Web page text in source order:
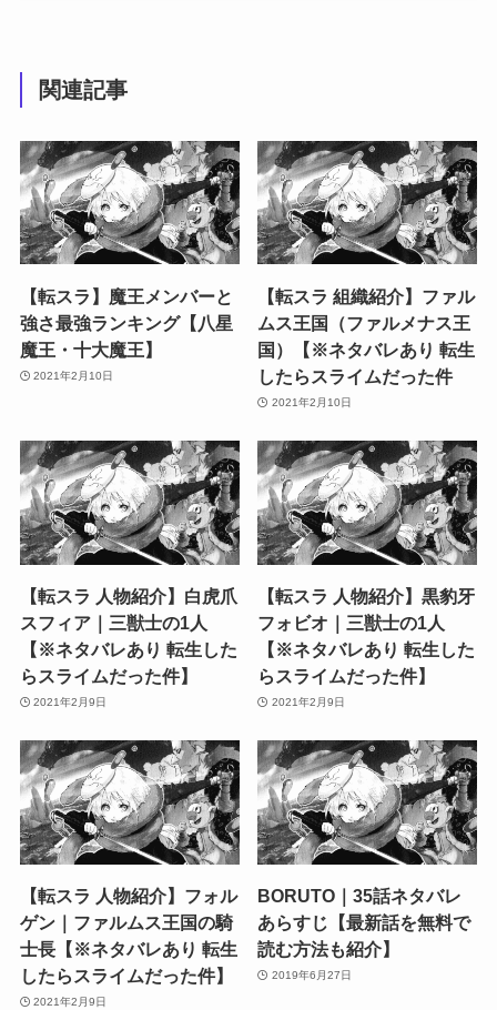
関連記事
【転スラ】魔王メンバーと
強さ最強ランキング【八星
魔王・十大魔王】
2021年2月10日
【転スラ 組織紹介】ファル
ムス王国（ファルメナス王
国）【※ネタバレあり 転生
したらスライムだった件
2021年2月10日
【転スラ 人物紹介】白虎爪
スフィア｜三獣士の1人
【※ネタバレあり 転生した
らスライムだった件】
2021年2月9日
【転スラ 人物紹介】黒豹牙
フォビオ｜三獣士の1人
【※ネタバレあり 転生した
らスライムだった件】
2021年2月9日
【転スラ 人物紹介】フォル
ゲン｜ファルムス王国の騎
士長【※ネタバレあり 転生
したらスライムだった件】
2021年2月9日
BORUTO｜35話ネタバレ
あらすじ【最新話を無料で
読む方法も紹介】
2019年6月27日